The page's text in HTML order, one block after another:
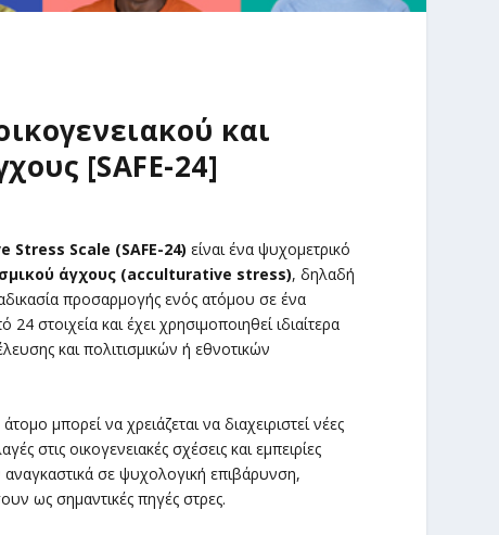
και
[SAFE-24]
Stress Scale (SAFE-24) είναι ένα ψυχομετρικό
άγχους (acculturative stress), δηλαδή
προσαρμογής ενός ατόμου σε ένα
στοιχεία και έχει χρησιμοποιηθεί ιδιαίτερα
και πολιτισμικών ή εθνοτικών
μπορεί να χρειάζεται να διαχειριστεί νέες
στις οικογενειακές σχέσεις και εμπειρίες
αναγκαστικά σε ψυχολογική επιβάρυνση,
ως σημαντικές πηγές στρες.